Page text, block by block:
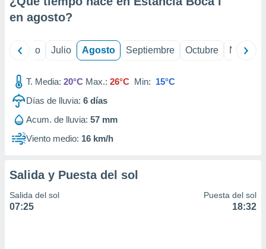
e
publicidad
publicidad
de
en agosto?
Junio Julio Agosto Septiembre Octubre
T. Media: 20°C Max.: 26°C Min: 15°C
Días de lluvia: 6 días
Acum. de lluvia: 57 mm
Viento medio: 16 km/h
Salida y Puesta del sol
Salida del sol
07:25
Puesta del sol
18:32